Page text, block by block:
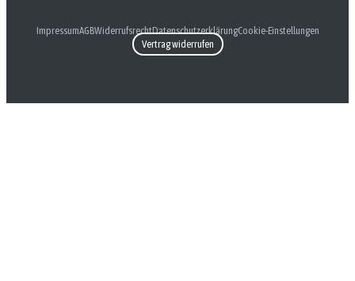
ImpressumAGBWiderrufsrechtDatenschutzerklärungCookie-Einstellungen
Vertrag widerrufen